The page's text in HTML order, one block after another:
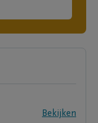
Bekijken